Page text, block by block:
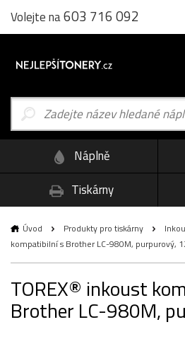
Volejte na603 716 092
Náplně
Tiskárny
Úvod Produkty pro tiskárny
kompatibilní s Brother LC-980M, purpurový,
TOREX® inkoust
Brother LC-980M,